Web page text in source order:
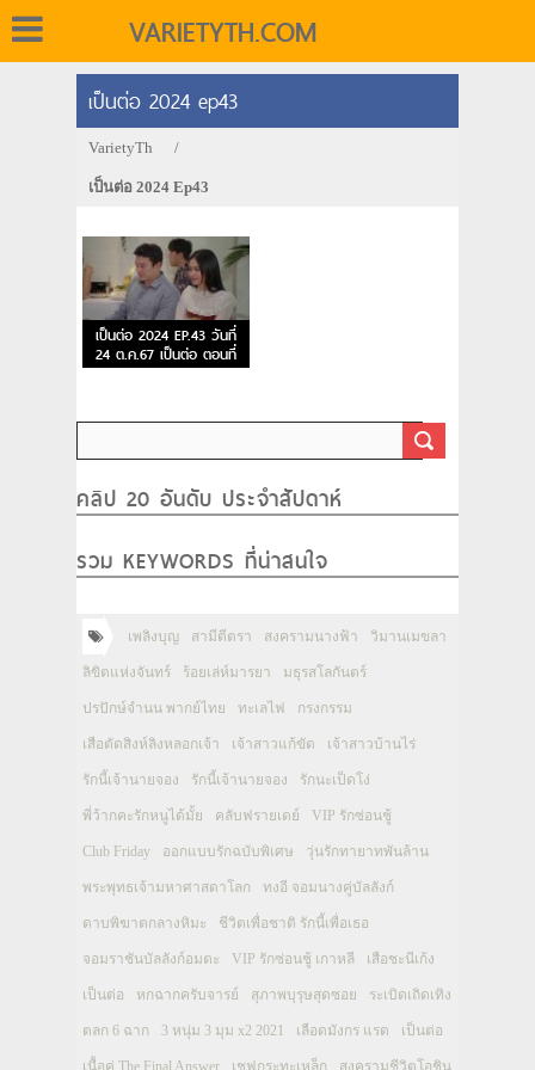
VARIETYTH.COM
เป็นต่อ 2024 ep43
VarietyTh /
เป็นต่อ 2024 Ep43
เป็นต่อ 2024 EP.43 วันที่
24 ต.ค.67 เป็นต่อ ตอนที่
43
คลิป 20 อันดับ ประจำสัปดาห์
รวม KEYWORDS ที่น่าสนใจ
เพลิงบุญ สามีตีตรา สงครามนางฟ้า วิมานเมขลา
ลิขิตแห่งจันทร์ ร้อยเล่ห์มารยา มธุรสโลกันตร์
ปรปักษ์จำนน พากย์ไทย ทะเลไฟ กรงกรรม
เสือตัดสิงห์ลิงหลอกเจ้า เจ้าสาวแก้ขัด เจ้าสาวบ้านไร่
รักนี้เจ้านายจอง รักนี้เจ้านายจอง รักนะเป็ดโง่
พี่ว้ากคะรักหนูได้มั้ย คลับฟรายเดย์ VIP รักซ่อนชู้
Club Friday ออกแบบรักฉบับพิเศษ วุ่นรักทายาทพันล้าน
พระพุทธเจ้ามหาศาสดาโลก ทงอี จอมนางคู่บัลลังก์
ดาบพิฆาตกลางหิมะ ชีวิตเพื่อชาติ รักนี้เพื่อเธอ
จอมราชันบัลลังก์อมตะ VIP รักซ่อนชู้ เกาหลี เสือชะนีเก้ง
เป็นต่อ หกฉากครับจารย์ สุภาพบุรุษสุดซอย ระเบิดเถิดเทิง
ตลก 6 ฉาก 3 หนุ่ม 3 มุม x2 2021 เลือดมังกร แรด เป็นต่อ
เนื้อคู่ The Final Answer เชฟกระทะเหล็ก สงครามชีวิตโอชิน